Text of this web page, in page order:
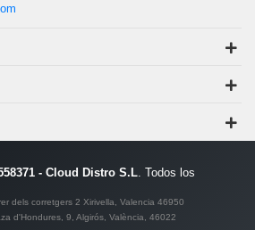
- Cloud Distro S.L. Todos los
dels corretgers 2 Xirivella, Valencia 46950
d'Hondures, 9, Algirós, València, 46022